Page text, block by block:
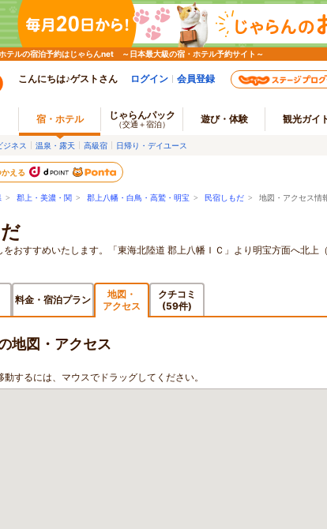
テルの宿泊予約はじゃらんnet ～日本最大級の宿・ホテル予約サイト～
こんにちは♪ゲストさん ログイン 会員登録
宿・ホテル じゃらんパック
（交通＋宿泊） 遊び・体験 観光ガイ
ジネス 温泉・露天 高級宿 日帰り・デイユース
える
> 郡上・美濃・関 > 郡上八幡・白鳥・高鷲・明宝 > 民宿しもだ > 地図・アクセス情
をおすすめいたします。「東海北陸道 郡上八幡ＩＣ」より明宝方面へ北上
料金・宿泊プラン
地図・
アクセス
クチコミ
(59件)
地図・アクセス
動するには、マウスでドラッグしてください。